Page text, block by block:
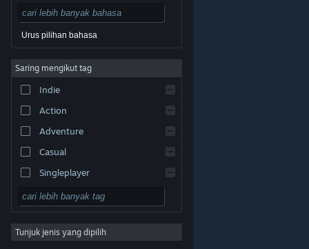
© Valve Corporation. Hak cipta terpelihara. Semua
tanda dagangan ialah hak milik pemilik masing-masing
di AS dan negara-negara lain.Dasar Privasi|
Steam | Bayaran balik | Kuki
Bahasa Denmark
Bahasa Jerman
Bahasa Inggeris
Bahasa Sepanyol – Sepanyol
Bahasa Sepanyol – Amerika
Urus pilihan bahasa
Saring mengikut tag
Indie
Action
Adventure
Casual
Singleplayer
Simulation
RPG
Strategy
Tunjuk jenis yang dipilih